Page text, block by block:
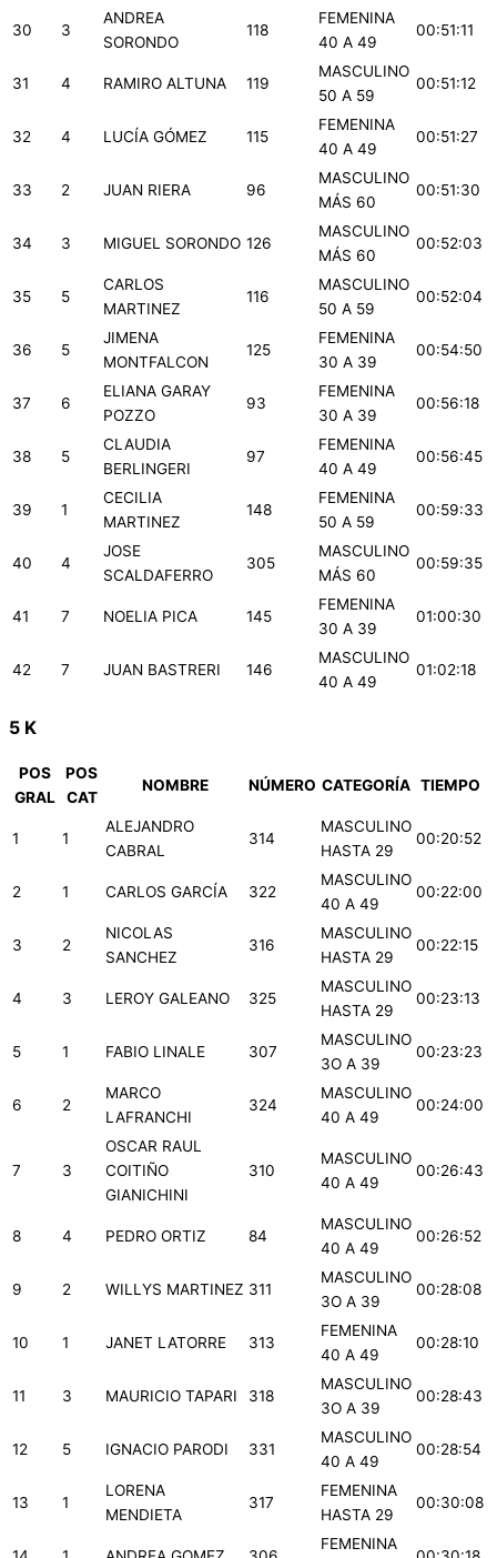
30 3
ANDREA
SORONDO
118
FEMENINA
40 A 49
00:51:11
31 4 RAMIRO ALTUNA 119
MASCULINO
50 A 59
00:51:12
32 4 LUCÍA GÓMEZ 115
FEMENINA
40 A 49
00:51:27
33 2 JUAN RIERA 96
MASCULINO
MÁS 60
00:51:30
34 3 MIGUEL SORONDO 126
MASCULINO
MÁS 60
00:52:03
35 5
CARLOS
MARTINEZ
116
MASCULINO
50 A 59
00:52:04
36 5
JIMENA
MONTFALCON
125
FEMENINA
30 A 39
00:54:50
37 6
ELIANA GARAY
POZZO
93
FEMENINA
30 A 39
00:56:18
38 5
CLAUDIA
BERLINGERI
97
FEMENINA
40 A 49
00:56:45
39 1
CECILIA
MARTINEZ
148
FEMENINA
50 A 59
00:59:33
40 4
JOSE
SCALDAFERRO
305
MASCULINO
MÁS 60
00:59:35
41 7 NOELIA PICA 145
FEMENINA
30 A 39
01:00:30
42 7 JUAN BASTRERI 146
MASCULINO
40 A 49
01:02:18
5 K
POS
GRAL
POS
CAT
NOMBRE NÚMERO CATEGORÍA TIEMPO
1 1
ALEJANDRO
CABRAL
314
MASCULINO
HASTA 29
00:20:52
2 1 CARLOS GARCÍA 322
MASCULINO
40 A 49
00:22:00
3 2
NICOLAS
SANCHEZ
316
MASCULINO
HASTA 29
00:22:15
4 3 LEROY GALEANO 325
MASCULINO
HASTA 29
00:23:13
5 1 FABIO LINALE 307
MASCULINO
3O A 39
00:23:23
6 2
MARCO
LAFRANCHI
324
MASCULINO
40 A 49
00:24:00
7 3
OSCAR RAUL
COITIÑO
GIANICHINI
310
MASCULINO
40 A 49
00:26:43
8 4 PEDRO ORTIZ 84
MASCULINO
40 A 49
00:26:52
9 2 WILLYS MARTINEZ 311
MASCULINO
3O A 39
00:28:08
10 1 JANET LATORRE 313
FEMENINA
40 A 49
00:28:10
11 3 MAURICIO TAPARI 318
MASCULINO
3O A 39
00:28:43
12 5 IGNACIO PARODI 331
MASCULINO
40 A 49
00:28:54
13 1
LORENA
MENDIETA
317
FEMENINA
HASTA 29
00:30:08
FEMENINA